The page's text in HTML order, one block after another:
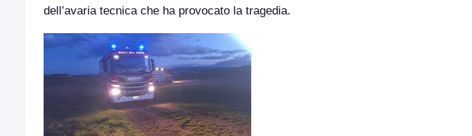
dell’avaria tecnica che ha provocato la tragedia.